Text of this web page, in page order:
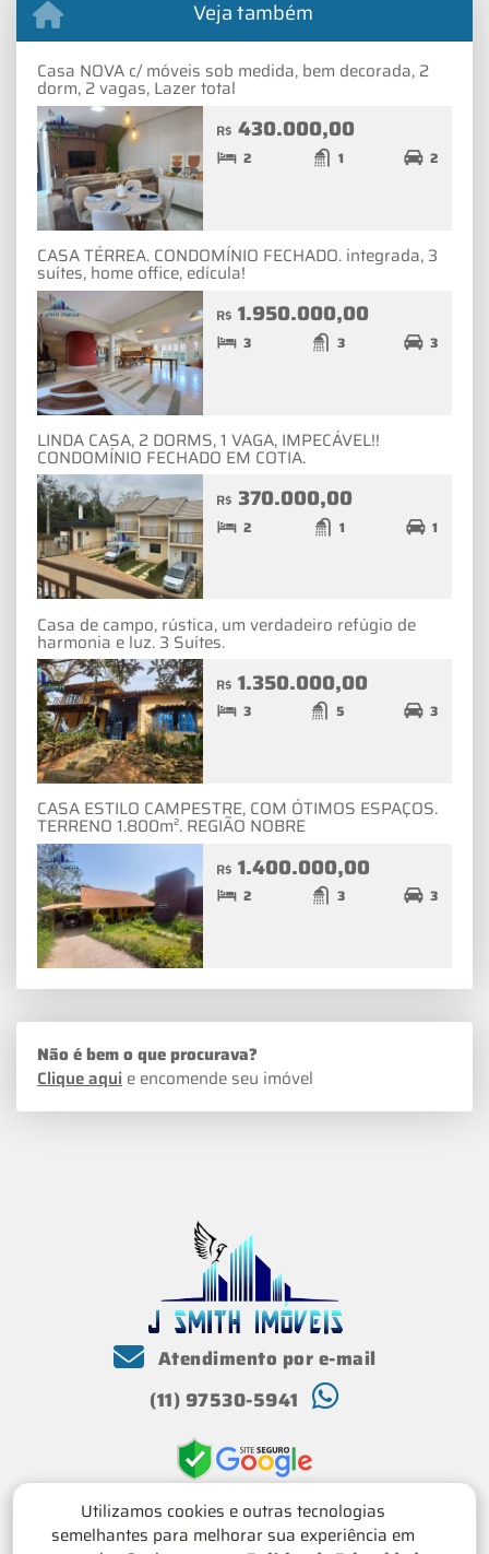
Utilizamos cookies e outras tecnologias
semelhantes para melhorar sua experiência em
Veja também
Casa NOVA c/ móveis sob medida, bem decorada, 2
dorm, 2 vagas, Lazer total
R$ 430.000,00
2 1 2
CASA TÉRREA. CONDOMÍNIO FECHADO. integrada, 3
suítes, home office, edícula!
R$ 1.950.000,00
3 3 3
LINDA CASA, 2 DORMS, 1 VAGA, IMPECÁVEL!!
CONDOMÍNIO FECHADO EM COTIA.
R$ 370.000,00
2 1 1
Casa de campo, rústica, um verdadeiro refúgio de
harmonia e luz. 3 Suítes.
R$ 1.350.000,00
3 5 3
CASA ESTILO CAMPESTRE, COM ÓTIMOS ESPAÇOS.
TERRENO 1.800m². REGIÃO NOBRE
R$ 1.400.000,00
2 3 3
Não é bem o que procurava?
Clique aqui e encomende seu imóvel
Atendimento por e-mail
(11) 97530-5941